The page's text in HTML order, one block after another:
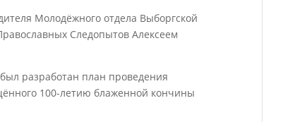
Молодёжного отдела Выборгской
Следопытов Алексеем
разработан план проведения
100-летию блаженной кончины